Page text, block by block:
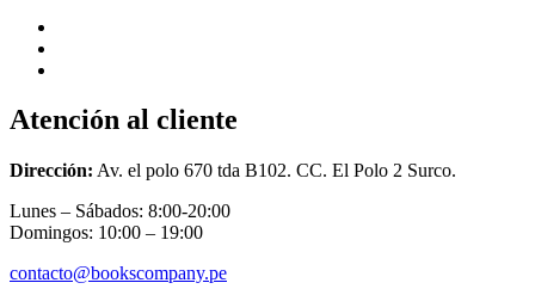
Atención al cliente
Dirección: Av. el polo 670 tda B102. CC. El Polo 2 Surco.
Lunes – Sábados: 8:00-20:00
Domingos: 10:00 – 19:00
contacto@bookscompany.pe